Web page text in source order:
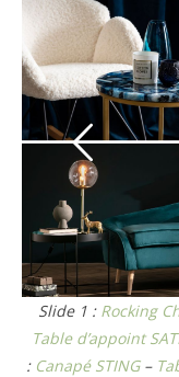
Slide 1 : Rocking
Table d’appoint
: Canapé STING–